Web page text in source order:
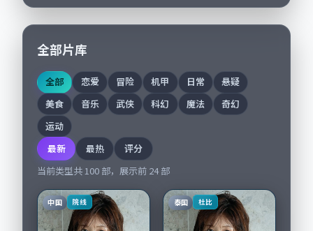
全部片库
全部 恋爱 冒险 机甲 日常
悬疑
美食
音乐 武侠 科幻 魔法
奇幻
运动
最新
最热
评分
当前类型共100 部，展示前 24部
中国 院线 泰国 杜比